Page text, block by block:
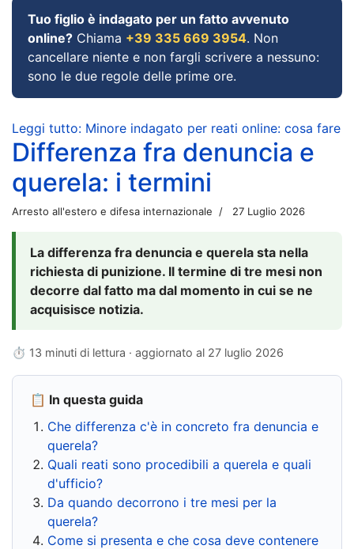
Tuo figlio è indagato per un fatto avvenuto
online? Chiama +39 335 669 3954. Non
cancellare niente e non fargli scrivere a nessuno:
sono le due regole delle prime ore.
Leggi tutto: Minore indagato per reati online: cosa fare
Differenza fra denuncia e
querela: i termini
Arresto all'estero e difesa internazionale 27 Luglio 2026
La differenza fra denuncia e querela sta nella
richiesta di punizione. Il termine di tre mesi non
decorre dal fatto ma dal momento in cui se ne
acquisisce notizia.
⏱ 13 minuti di lettura · aggiornato al 27 luglio 2026
📋 In questa guida
Che differenza c'è in concreto fra denuncia e
querela?
Quali reati sono procedibili a querela e quali
d'ufficio?
Da quando decorrono i tre mesi per la
querela?
Come si presenta e che cosa deve contenere